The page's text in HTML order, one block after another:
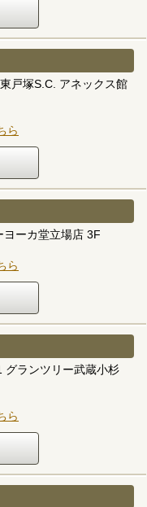
戸塚S.C. アネックス館
ら
ーカ堂立場店 3F
ら
グランツリー武蔵小杉
ら